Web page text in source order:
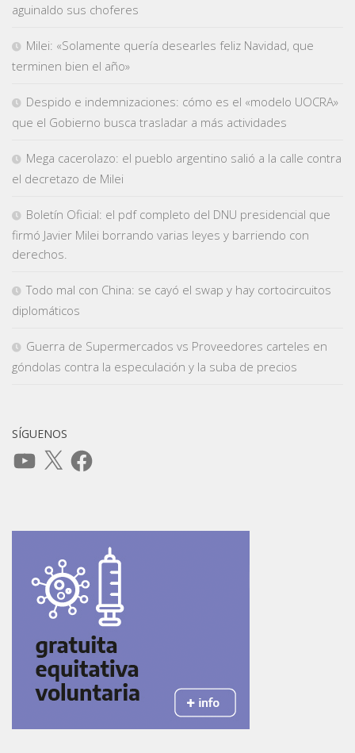
aguinaldo sus choferes
Milei: «Solamente quería desearles feliz Navidad, que
terminen bien el año»
Despido e indemnizaciones: cómo es el «modelo UOCRA»
que el Gobierno busca trasladar a más actividades
Mega cacerolazo: el pueblo argentino salió a la calle contra
el decretazo de Milei
Boletín Oficial: el pdf completo del DNU presidencial que
firmó Javier Milei borrando varias leyes y barriendo con
derechos.
Todo mal con China: se cayó el swap y hay cortocircuitos
diplomáticos
Guerra de Supermercados vs Proveedores carteles en
góndolas contra la especulación y la suba de precios
SÍGUENOS
YouTube
X Facebook